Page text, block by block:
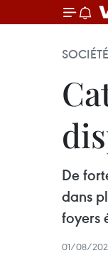
SOCIÉTÉ
De
dans
foyers
01/08/